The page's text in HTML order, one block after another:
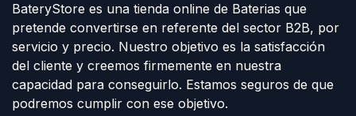
BateryStore es una tienda online de Baterias que
pretende convertirse en referente del sector B2B, por
servicio y precio. Nuestro objetivo es la satisfacción
del cliente y creemos firmemente en nuestra
capacidad para conseguirlo. Estamos seguros de que
podremos cumplir con ese objetivo.